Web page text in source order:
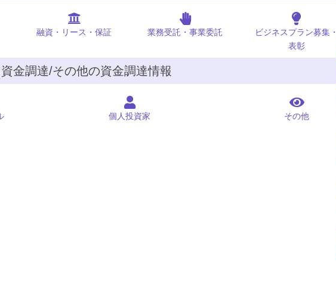
融資・リース・保証 業務受託・事業委託
ビジネスプラン募集・
表彰
金調達/その他の資金調達情報
個人投資家 その他